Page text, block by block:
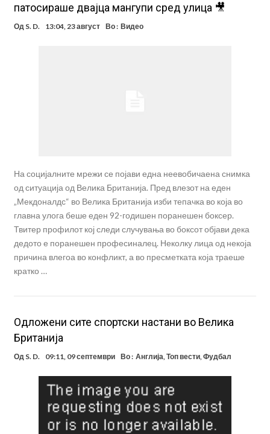
Мадрид!
Карагер ги изненади сите со својата прогноза: “Тие ќе ја освојат
Премиер лигата, а причината е едноставна”
Родри ги отвори вратите за трансфер во Барселона, Реал Мадрид
патосираше двајца мангупи сред улица 🎥
Од S. D. 13:04, 23 август Во : Видео
На социјалните мрежи се појави една неевобичаена снимка
од ситуација од Велика Британија. Пред влезот на еден
„Мекдоналдс“ во Велика Британија изби тепачка во која во
главна улога беше еден 92-годишен поранешен боксер.
Твитер профилот кој следи случувања во боксот објави дека
дедото е поранешен професиналец. Неколку лица од некоја
причина влегоа во конфликт, а во пресметката која траеше
кратко …
Одложени сите спортски настани во Велика
Британија
Од S. D. 09:11, 09 септември Во : Англија,Топ вести,Фудбал